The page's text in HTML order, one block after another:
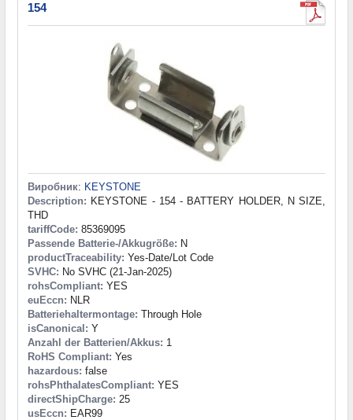
154
Виробник: KEYSTONE
Description: KEYSTONE - 154 - BATTERY HOLDER, N SIZE,
THD
tariffCode: 85369095
Passende Batterie-/Akkugröße: N
productTraceability: Yes-Date/Lot Code
SVHC: No SVHC (21-Jan-2025)
rohsCompliant: YES
euEccn: NLR
Batteriehaltermontage: Through Hole
isCanonical: Y
Anzahl der Batterien/Akkus: 1
RoHS Compliant: Yes
hazardous: false
rohsPhthalatesCompliant: YES
directShipCharge: 25
usEccn: EAR99